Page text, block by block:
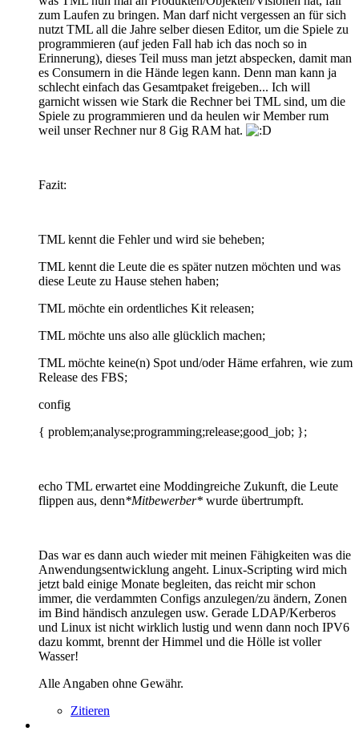
zum Laufen zu bringen. Man darf nicht vergessen an für sich
nutzt TML all die Jahre selber diesen Editor, um die Spiele zu
programmieren (auf jeden Fall hab ich das noch so in
Erinnerung), dieses Teil muss man jetzt abspecken, damit man
es Consumern in die Hände legen kann. Denn man kann ja
schlecht einfach das Gesamtpaket freigeben... Ich will
garnicht wissen wie Stark die Rechner bei TML sind, um die
Spiele zu programmieren und da heulen wir Member rum
weil unser Rechner nur 8 Gig RAM hat.
Fazit:
TML kennt die Fehler und wird sie beheben;
TML kennt die Leute die es später nutzen möchten und was
diese Leute zu Hause stehen haben;
TML möchte ein ordentliches Kit releasen;
TML möchte uns also alle glücklich machen;
TML möchte keine(n) Spot und/oder Häme erfahren, wie zum
Release des FBS;
config
{ problem;analyse;programming;release;good_job; };
echo TML erwartet eine Moddingreiche Zukunft, die Leute
flippen aus, denn*Mitbewerber* wurde übertrumpft.
Das war es dann auch wieder mit meinen Fähigkeiten was die
Anwendungsentwicklung angeht. Linux-Scripting wird mich
jetzt bald einige Monate begleiten, das reicht mir schon
immer, die verdammten Configs anzulegen/zu ändern, Zonen
im Bind händisch anzulegen usw. Gerade LDAP/Kerberos
und Linux ist nicht wirklich lustig und wenn dann noch IPV6
dazu kommt, brennt der Himmel und die Hölle ist voller
Wasser!
Alle Angaben ohne Gewähr.
Zitieren